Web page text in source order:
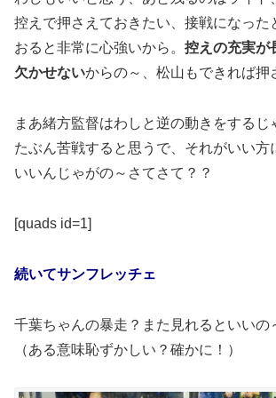
控えで押さえておきたい、接戦になった
おると非常に心強いから。 控えの充実が
欠かせないからの～、松山もできれば押
まあ緒方監督はわしと逆の動きをするじ
たぶん苦戦すると思うで、それがいい方
いいんじゃがの～さてさて？？
[quads id=1]
続いてサンフレッチェ
千葉ちゃんの暴走？また見れるといいの
（ある意味恥ずかしい？確かに！）